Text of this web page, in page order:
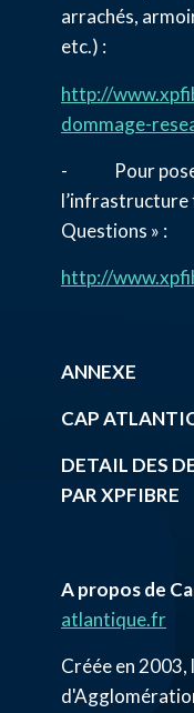
arrachés,
etc.) :
http://
dommage-
- Pour poser
l’infrastructure
Questions » :
http://
ANNEXE
CAP
DETAIL DES
PAR XPFIBRE
A propos de
atlantique.fr
Créée en